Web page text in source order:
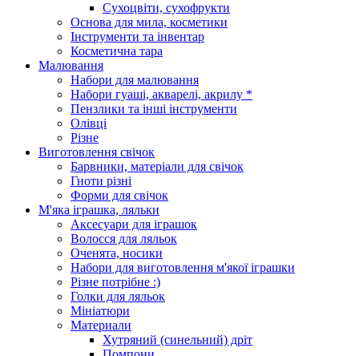
Сухоцвіти, сухофрукти
Основа для мила, косметики
Інструменти та інвентар
Косметична тара
Малювання
Набори для малювання
Набори гуаші, акварелі, акрилу *
Пензлики та інші інструменти
Олівці
Різне
Виготовлення свічок
Барвники, матеріали для свічок
Гноти різні
Форми для свічок
М'яка іграшка, ляльки
Аксесуари для іграшок
Волосся для ляльок
Оченята, носики
Набори для виготовлення м'якої іграшки
Різне потрібне :)
Голки для ляльок
Мініатюри
Материали
Хутряний (синельний) дріт